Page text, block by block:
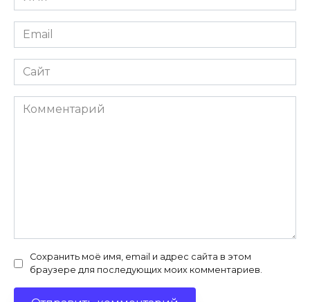
*
Email
*
Сайт
Комментарий
Сохранить моё имя, email и адрес сайта в этом
браузере для последующих моих комментариев.